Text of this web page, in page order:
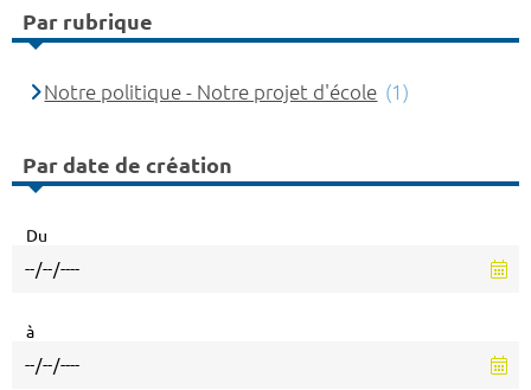
Par rubrique
Notre politique - Notre projet d'école (1)
Par date de création
Du
à